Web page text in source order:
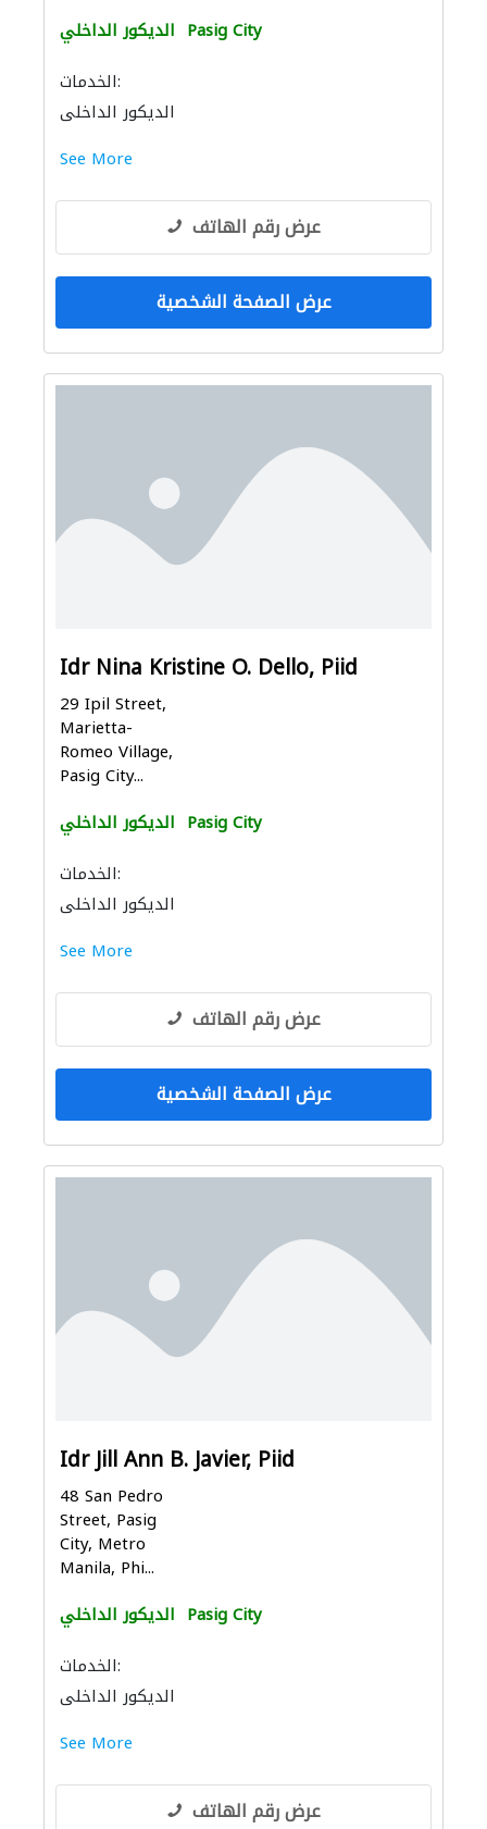
الديكور الداخلي Pasig City
الخدمات:
الديكور الداخلي
See More
عرض رقم الهاتف
عرض الصفحة الشخصية
Idr Nina Kristine O. Dello, Piid
29 Ipil Street,
Marietta-
Romeo Village,
Pasig City...
الديكور الداخلي Pasig City
الخدمات:
الديكور الداخلي
See More
عرض رقم الهاتف
عرض الصفحة الشخصية
Idr Jill Ann B. Javier, Piid
48 San Pedro
Street, Pasig
City, Metro
Manila, Phi...
الديكور الداخلي Pasig City
الخدمات:
الديكور الداخلي
See More
عرض رقم الهاتف